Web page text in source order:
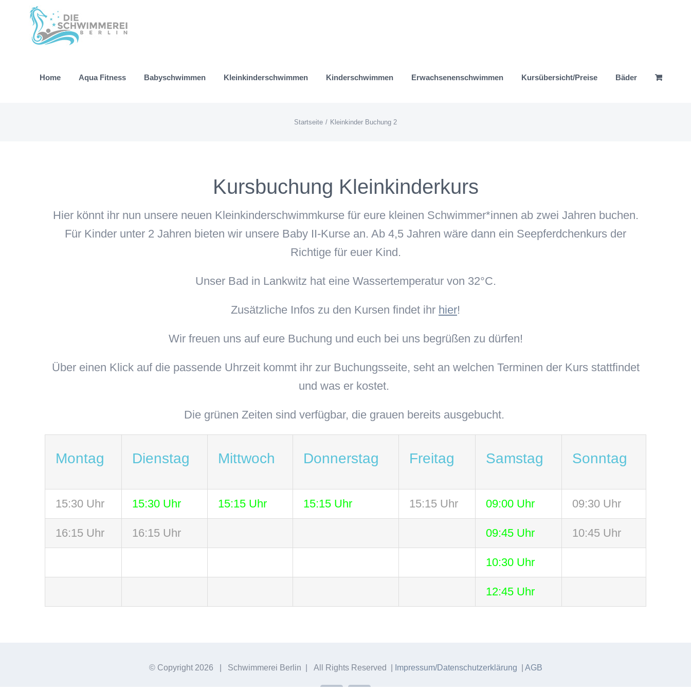
springen
Home Aqua Fitness Babyschwimmen Kleinkinderschwimmen Kinderschwimmen Erwachsenenschwimmen Kursübersicht/Preise Bäder
Startseite Kleinkinder Buchung 2
Kursbuchung Kleinkinderkurs
Hier könnt ihr nun unsere neuen Kleinkinderschwimmkurse für eure kleinen Schwimmer*innen ab zwei Jahren buchen.
Für Kinder unter 2 Jahren bieten wir unsere Baby II-Kurse an. Ab 4,5 Jahren wäre dann ein Seepferdchenkurs der
Richtige für euer Kind.
Unser Bad in Lankwitz hat eine Wassertemperatur von 32°C.
Zusätzliche Infos zu den Kursen findet ihr hier!
Wir freuen uns auf eure Buchung und euch bei uns begrüßen zu dürfen!
Über einen Klick auf die passende Uhrzeit kommt ihr zur Buchungsseite, seht an welchen Terminen der Kurs stattfindet
und was er kostet.
Die grünen Zeiten sind verfügbar, die grauen bereits ausgebucht.
Montag Dienstag Mittwoch Donnerstag Freitag Samstag Sonntag
15:30 Uhr 15:30 Uhr 15:15 Uhr 15:15 Uhr 15:15 Uhr 09:00 Uhr 09:30 Uhr
16:15 Uhr 16:15 Uhr 09:45 Uhr 10:45 Uhr
10:30 Uhr
12:45 Uhr
© Copyright 2026 | Schwimmerei Berlin | All Rights Reserved | Impressum/Datenschutzerklärung AGB